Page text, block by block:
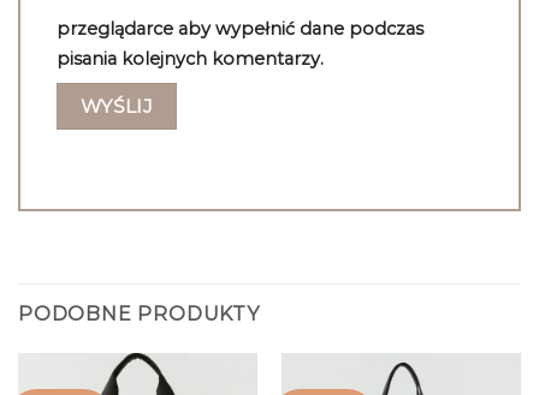
przeglądarce aby wypełnić dane podczas
pisania kolejnych komentarzy.
PODOBNE PRODUKTY